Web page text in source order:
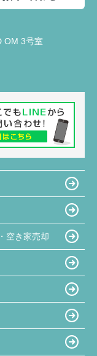
OM 3号室
空き家売却